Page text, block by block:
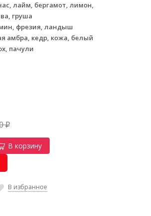
лайм, бергамот, лимон,
груша
фрезия, ландыш
амбра, кедр, кожа, белый
пачули
₽
В корзину
В избранное